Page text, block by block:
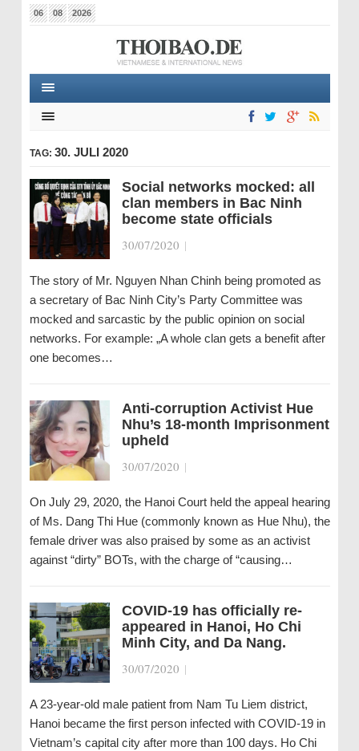
06 08 2026
TAG: 30. JULI 2020
Social networks mocked: all
clan members in Bac Ninh
become state officials
30/07/2020 |
The story of Mr. Nguyen Nhan Chinh being promoted as
a secretary of Bac Ninh City’s Party Committee was
mocked and sarcastic by the public opinion on social
networks. For example: „A whole clan gets a benefit after
one becomes…
Anti-corruption Activist Hue
Nhu’s 18-month Imprisonment
upheld
30/07/2020 |
On July 29, 2020, the Hanoi Court held the appeal hearing
of Ms. Dang Thi Hue (commonly known as Hue Nhu), the
female driver was also praised by some as an activist
against “dirty” BOTs, with the charge of “causing…
COVID-19 has officially re-
appeared in Hanoi, Ho Chi
Minh City, and Da Nang.
30/07/2020 |
A 23-year-old male patient from Nam Tu Liem district,
Hanoi became the first person infected with COVID-19 in
Vietnam’s capital city after more than 100 days. Ho Chi